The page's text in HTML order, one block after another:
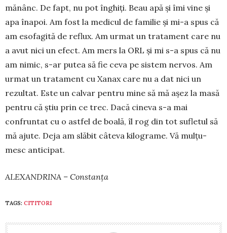
mănânc. De fapt, nu pot înghiți. Beau apă și îmi vine și
apa înapoi. Am fost la medicul de familie și mi-a spus că
am esofagită de reflux. Am urmat un tratament care nu
a avut nici un efect. Am mers la ORL și mi s-a spus că nu
am nimic, s-ar putea să fie ceva pe sis­tem nervos. Am
urmat un tratament cu Xanax care nu a dat nici un
rezultat. Este un calvar pentru mine să mă așez la masă
pentru că știu prin ce trec. Dacă cineva s-a mai
confruntat cu o astfel de boală, îl rog din tot sufletul să
mă ajute. Deja am slăbit câteva kilograme. Vă mulțu­
mesc anticipat.
ALEXANDRINA – Constanța
TAGS: CITITORI